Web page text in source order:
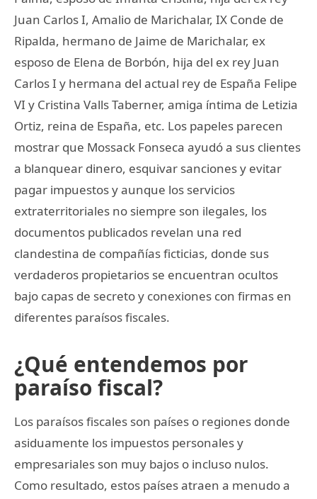
Juan Carlos I, Amalio de Marichalar, IX Conde de
Ripalda, hermano de Jaime de Marichalar, ex
esposo de Elena de Borbón, hija del ex rey Juan
Carlos I y hermana del actual rey de España Felipe
VI y Cristina Valls Taberner, amiga íntima de Letizia
Ortiz, reina de España, etc. Los papeles parecen
mostrar que Mossack Fonseca ayudó a sus clientes
a blanquear dinero, esquivar sanciones y evitar
pagar impuestos y aunque los servicios
extraterritoriales no siempre son ilegales, los
documentos publicados revelan una red
clandestina de compañías ficticias, donde sus
verdaderos propietarios se encuentran ocultos
bajo capas de secreto y conexiones con firmas en
diferentes paraísos fiscales.
¿Qué entendemos por
paraíso fiscal?
Los paraísos fiscales son países o regiones donde
asiduamente los impuestos personales y
empresariales son muy bajos o incluso nulos.
Como resultado, estos países atraen a menudo a